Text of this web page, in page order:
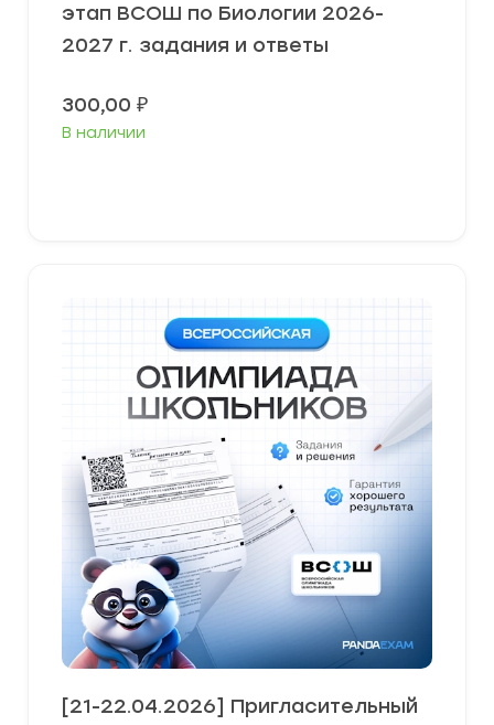
этап ВСОШ по Биологии 2026-
2027 г. задания и ответы
300,00 ₽
В наличии
[21-22.04.2026] Пригласительный